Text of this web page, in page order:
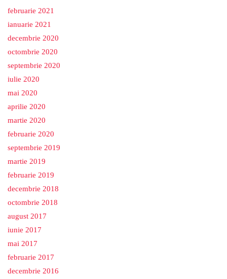
februarie 2021
ianuarie 2021
decembrie 2020
octombrie 2020
septembrie 2020
iulie 2020
mai 2020
aprilie 2020
martie 2020
februarie 2020
septembrie 2019
martie 2019
februarie 2019
decembrie 2018
octombrie 2018
august 2017
iunie 2017
mai 2017
februarie 2017
decembrie 2016